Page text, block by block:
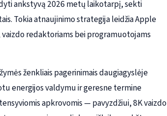
ankstyvą 2026 metų laikotarpį, sekti
Tokia atnaujinimo strategija leidžia Apple
redaktoriams bei programuotojams
ženkliais pagerinimais daugiagyslėje
energijos valdymu ir geresne termine
apkrovomis — pavyzdžiui, 8K vaizdo